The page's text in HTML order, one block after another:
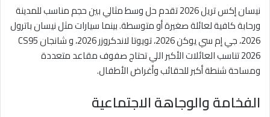
نيسان إكس تريل 2026 تقدم حل وسط مثالي بين حجم مناسب للمدينة
ورحابة كافية لعائلة صغيرة أو متوسطة. بينما سيارات مثل نيسان باترول
2026، جي إم سي يوكن 2026، تويوتا لاندكروزر 2026، و شانجان CS95
2026 تناسب العائلات الأكبر اللي تحتاج صفوف مقاعد متعددة
ومساحة شنطة أكبر للحقائب وأغراض الأطفال.
الفخامة والوجاهة الاجتماعية